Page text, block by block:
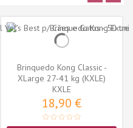
Brinquedo Kong Classic -
XLarge 27-41 kg (KXLE)
KXLE
18,90 €